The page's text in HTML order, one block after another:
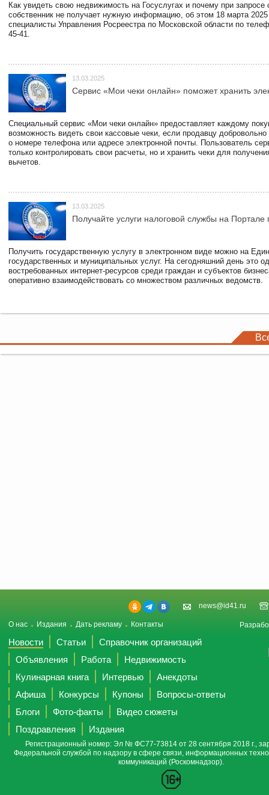
Как увидеть свою недвижимость на Госуслугах и почему при запросе
собственник не получает нужную информацию, об этом 18 марта 2025
специалисты Управления Росреестра по Московской области по
45-41.
13.03.2025
Сервис «Мои чеки онлайн» поможет хранить
Специальный сервис «Мои чеки онлайн» предоставляет каждому
возможность видеть свои кассовые чеки, если продавцу
о номере телефона или адресе электронной почты. Пользователь
только контролировать свои расчеты, но и хранить чеки для
вычетов.
13.03.2025
Получайте услуги налоговой службы на Портале
Получить государственную услугу в электронном виде можно на
государственных и муниципальных услуг. На сегодняшний день это
востребованных интернет-ресурсов среди граждан и субъектов
оперативно взаимодействовать со множеством различных ведомств.
news@id41.ru
О нас Издания Дать рекламу Контакты
Новости Статьи
Справочник организаций
Объявления
Работа
Недвижимость
Кулинарная книга
Интервью
Анекдоты
Афиша
Конкурсы Купоны
Вопросы-ответы
Блоги
Фото-факты
Видео сюжеты
Поздравления
Издания
Регистрационный номер: Эл № ФС77-73814 от 28 сентября 2018 г.,
Федеральной службой по надзору в сфере связи, информационных
коммуникаций (Роскомнадзор).